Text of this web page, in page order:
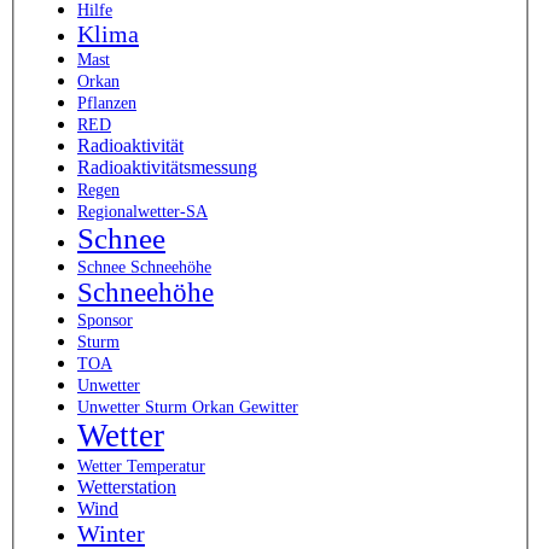
Hilfe
Klima
Mast
Orkan
Pflanzen
RED
Radioaktivität
Radioaktivitätsmessung
Regen
Regionalwetter-SA
Schnee
Schnee Schneehöhe
Schneehöhe
Sponsor
Sturm
TOA
Unwetter
Unwetter Sturm Orkan Gewitter
Wetter
Wetter Temperatur
Wetterstation
Wind
Winter